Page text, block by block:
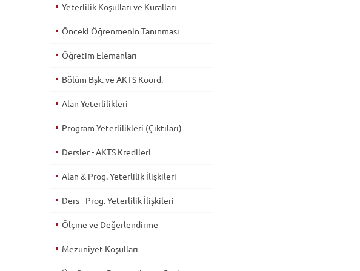
Yeterlilik Koşulları ve Kuralları
Önceki Öğrenmenin Tanınması
Öğretim Elemanları
Bölüm Bşk. ve AKTS Koord.
Alan Yeterlilikleri
Program Yeterlilikleri (Çıktıları)
Dersler - AKTS Kredileri
Alan & Prog. Yeterlilik İlişkileri
Ders - Prog. Yeterlilik İlişkileri
Ölçme ve Değerlendirme
Mezuniyet Koşulları